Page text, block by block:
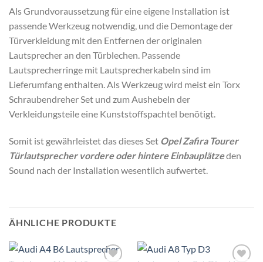
Als Grundvoraussetzung für eine eigene Installation ist
passende Werkzeug notwendig, und die Demontage der
Türverkleidung mit den Entfernen der originalen
Lautsprecher an den Türblechen. Passende
Lautsprecherringe mit Lautsprecherkabeln sind im
Lieferumfang enthalten. Als Werkzeug wird meist ein Torx
Schraubendreher Set und zum Aushebeln der
Verkleidungsteile eine Kunststoffspachtel benötigt.
Somit ist gewährleistet das dieses Set Opel Zafira Tourer
Türlautsprecher vordere oder hintere Einbauplätzeden
Sound nach der Installation wesentlich aufwertet.
ÄHNLICHE PRODUKTE